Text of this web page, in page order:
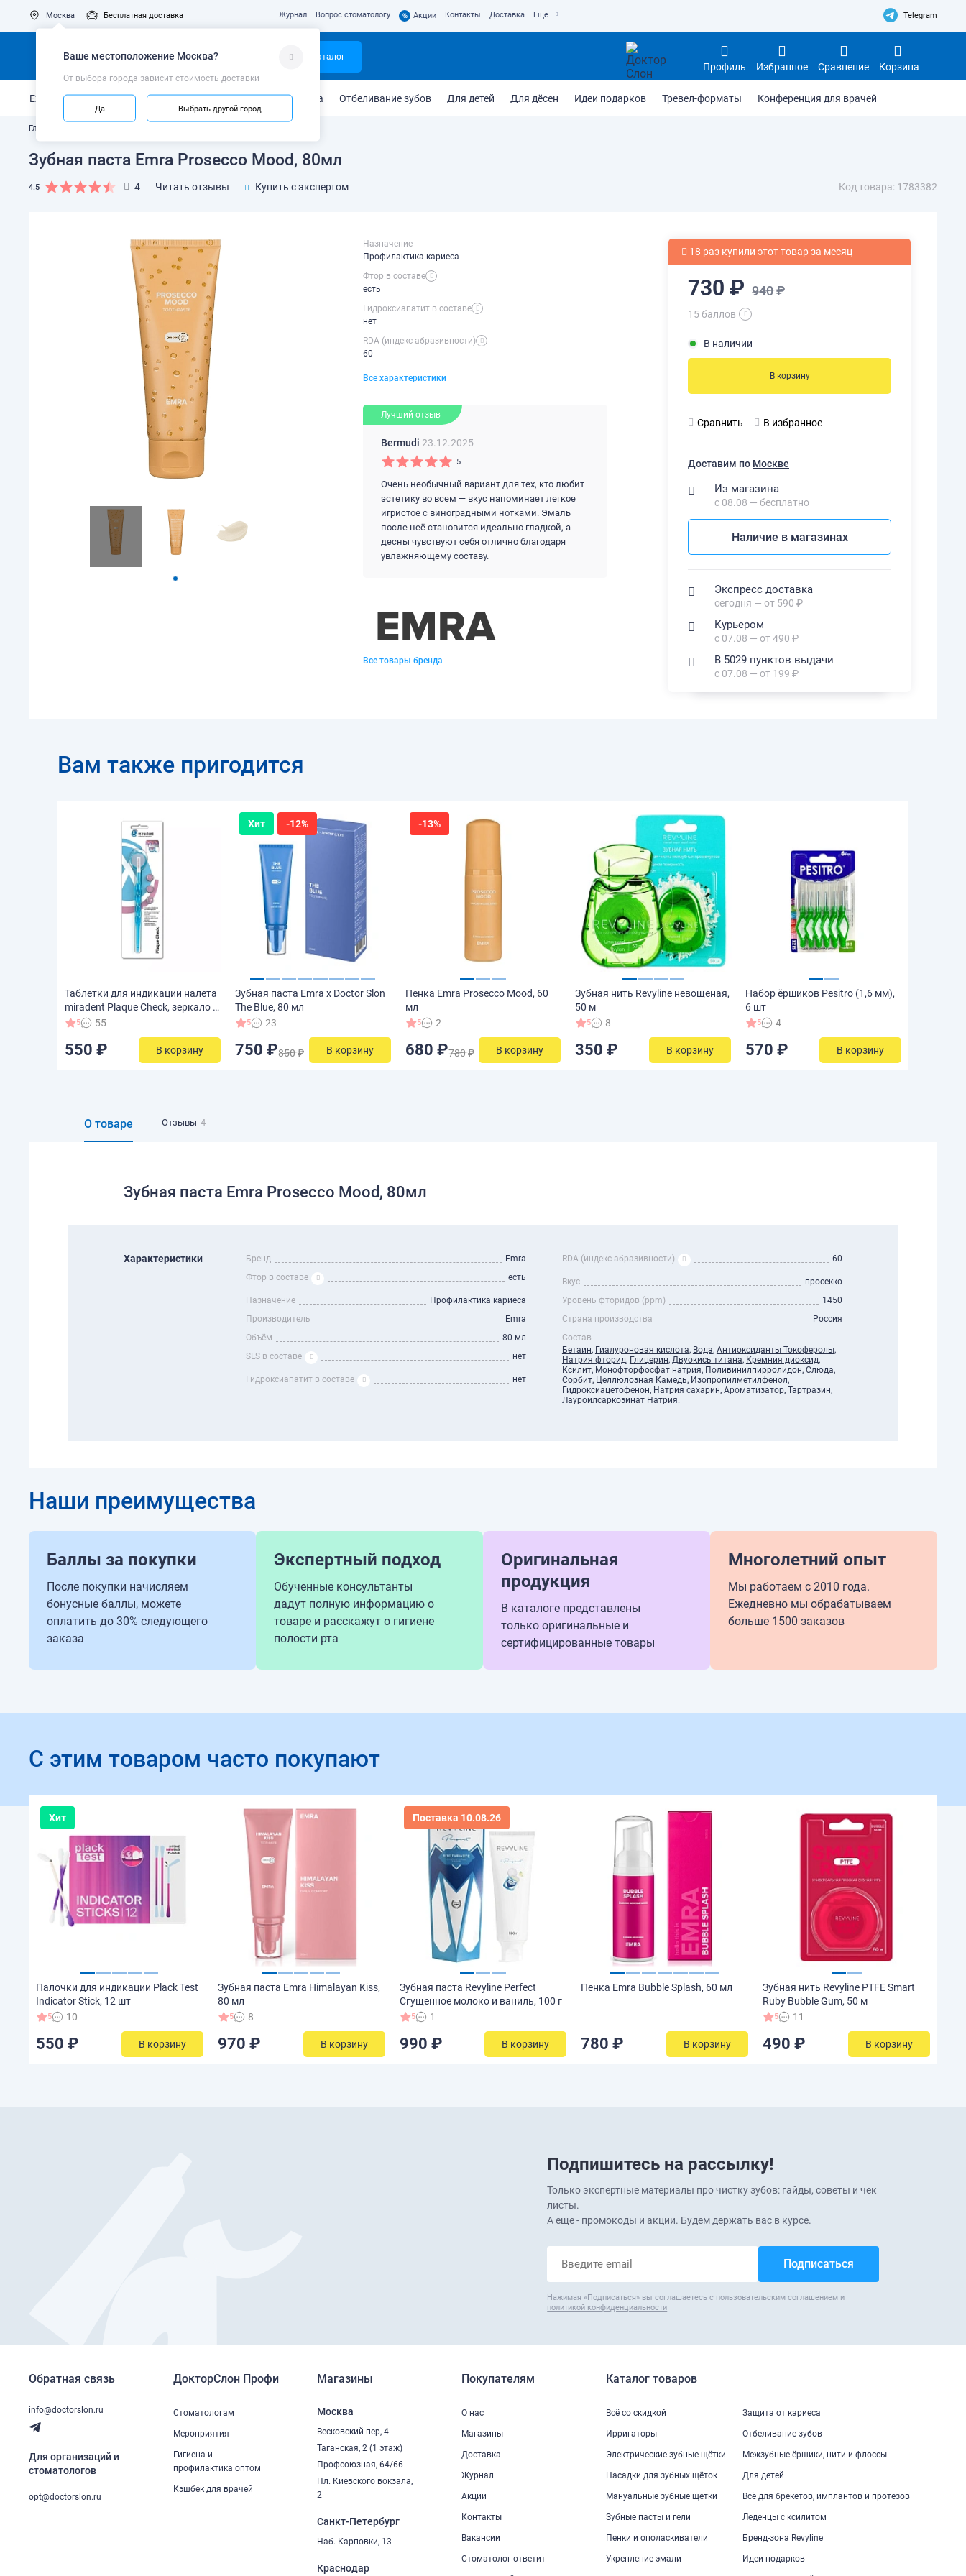
Москва
Ваше местоположение Москва?
От выбора города зависит стоимость доставки
Да Выбрать другой город
Бесплатная доставка Журнал Вопрос стоматологу % Акции Контакты Доставка Еще Telegram
Каталог
Профиль Избранное Сравнение Корзина
Ежедневный уход Укрепление эмали Защита от кариеса Отбеливание зубов Для детей Для дёсен Идеи подарков Тревел-форматы Конференция для врачей
Главная
Зубная паста Emra Prosecco Mood, 80мл
4.5 4 Читать отзывы Купить с экспертом Код товара: 1783382
Назначение
Профилактика кариеса
Фтор в составе
есть
Гидроксиапатит в составе
нет
RDA (индекс абразивности)
60
Все характеристики
Лучший отзыв
Bermudi 23.12.2025
5
Очень необычный вариант для тех, кто любит
эстетику во всем — вкус напоминает легкое
игристое с виноградными нотками. Эмаль
после неё становится идеально гладкой, а
десны чувствуют себя отлично благодаря
увлажняющему составу.
Все товары бренда
18 раз купили этот товар за месяц
730 ₽ 940 ₽
15 баллов
В наличии
В корзину
Сравнить В избранное
Доставим по Москве
Из магазина
с 08.08 — бесплатно
Наличие в магазинах
Экспресс доставка
сегодня — от 590 ₽
Курьером
с 07.08 — от 490 ₽
В 5029 пунктов выдачи
с 07.08 — от 199 ₽
Вам также пригодится
Таблетки для индикации налета
miradent Plaque Check, зеркало +
3 шт.
5 55
550 ₽ В корзину
Хит -12%
Зубная паста Emra x Doctor Slon
The Blue, 80 мл
5 23
750 ₽850 ₽ В корзину
-13%
Пенка Emra Prosecco Mood, 60
мл
5 2
680 ₽780 ₽ В корзину
Зубная нить Revyline невощеная,
50 м
5 8
350 ₽ В корзину
Набор ёршиков Pesitro (1,6 мм),
6 шт
5 4
570 ₽ В корзину
О товаре Отзывы 4
Зубная паста Emra Prosecco Mood, 80мл
Характеристики Бренд
Emra
Фтор в составе
есть
Назначение
Профилактика кариеса
Производитель
Emra
Объём
80 мл
SLS в составе
нет
Гидроксиапатит в составе нет
RDA (индекс абразивности) 60
Вкус
просекко
Уровень фторидов (ppm)
1450
Страна производства
Россия
Состав
Бетаин, Гиалуроновая кислота, Вода, Антиоксиданты Токоферолы,
Натрия фторид, Глицерин, Двуокись титана, Кремния диоксид,
Ксилит, Монофторфосфат натрия, Поливинилпирролидон, Слюда,
Сорбит, Целлюлозная Камедь, Изопропилметилфенол,
Гидроксиацетофенон, Натрия сахарин, Ароматизатор, Тартразин,
Лауроилсаркозинат Натрия.
Наши преимущества
Баллы за покупки
После покупки начисляем
бонусные баллы, можете
оплатить до 30% следующего
заказа
Экспертный подход
Обученные консультанты
дадут полную информацию о
товаре и расскажут о гигиене
полости рта
Оригинальная
продукция
В каталоге представлены
только оригинальные и
сертифицированные товары
Многолетний опыт
Мы работаем с 2010 года.
Ежедневно мы обрабатываем
больше 1500 заказов
С этим товаром часто покупают
Хит
Палочки для индикации Plack Test
Indicator Stick, 12 шт
5 10
550 ₽ В корзину
Зубная паста Emra Himalayan Kiss,
80 мл
5 8
970 ₽ В корзину
Поставка 10.08.26
Зубная паста Revyline Perfect
Сгущенное молоко и ваниль, 100 г
5 1
990 ₽ В корзину
Пенка Emra Bubble Splash, 60 мл
780 ₽ В корзину
Зубная нить Revyline PTFE Smart
Ruby Bubble Gum, 50 м
5 11
490 ₽ В корзину
Подпишитесь на рассылку!
Только экспертные материалы про чистку зубов: гайды, советы и чек
листы.
А еще - промокоды и акции. Будем держать вас в курсе.
Нажимая «Подписаться» вы соглашаетесь с пользовательским соглашением и
политикой конфиденциальности
Обратная связь
info@doctorslon.ru
Для организаций и
стоматологов
opt@doctorslon.ru
ДокторСлон Профи
Стоматологам
Мероприятия
Гигиена и
профилактика оптом
Кэшбек для врачей
Магазины
Москва
Весковский пер, 4
Таганская, 2 (1 этаж)
Профсоюзная, 64/66
Пл. Киевского вокзала,
2
Санкт-Петербург
Наб. Карповки, 13
Краснодар
Покупателям
О нас
Магазины
Доставка
Журнал
Акции
Контакты
Вакансии
Стоматолог ответит
Каталог товаров
Всё со скидкой
Ирригаторы
Электрические зубные щётки
Насадки для зубных щёток
Мануальные зубные щетки
Зубные пасты и гели
Пенки и ополаскиватели
Укрепление эмали
Защита от кариеса
Отбеливание зубов
Межзубные ёршики, нити и флоссы
Для детей
Всё для брекетов, имплантов и протезов
Леденцы с ксилитом
Бренд-зона Revyline
Идеи подарков